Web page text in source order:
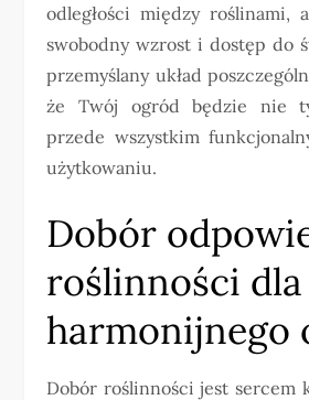
odległości między roślinami,
swobodny wzrost i dostęp do
przemyślany układ
że Twój ogród będzie nie
przede wszystkim
użytkowaniu.
Dobór
roślinności dla
harmonijnego
Dobór roślinności jest sercem